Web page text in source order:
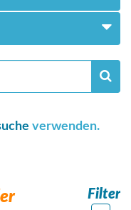
verwenden.
Filter